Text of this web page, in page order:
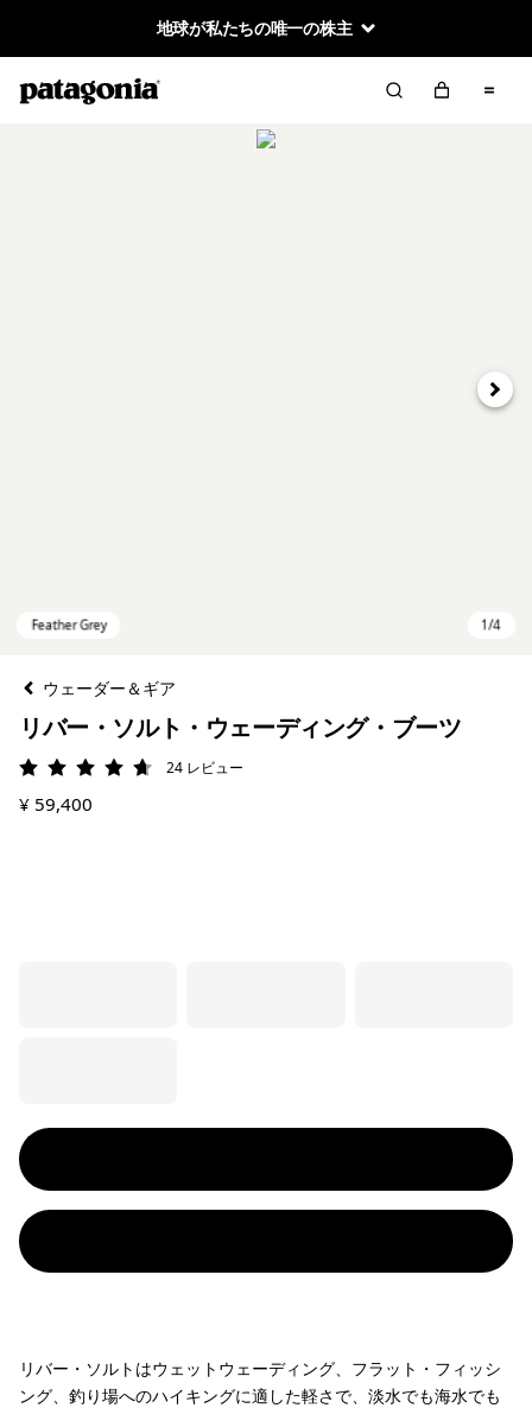
地球が私たちの唯一の株主
次へ
ウェーダー＆ギア
リバー・ソルト・ウェーディング・ブーツ
評価: 4.7 / 5
24 レビュー
¥ 59,400
リバー・ソルトはウェットウェーディング、フラット・フィッシ
ング、釣り場へのハイキングに適した軽さで、淡水でも海水でも